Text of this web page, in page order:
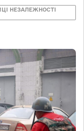
НЕЗАЛЕЖНОСТІ